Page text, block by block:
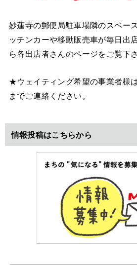
妙蓮寺の郵便局駐車場隣のスペー
ッチンカーや移動販売車が毎日出
ら各出店者さんのページをご覧下さ
★ウェイティング希望の事業者様
までご連絡ください。
情報投稿はこちらから